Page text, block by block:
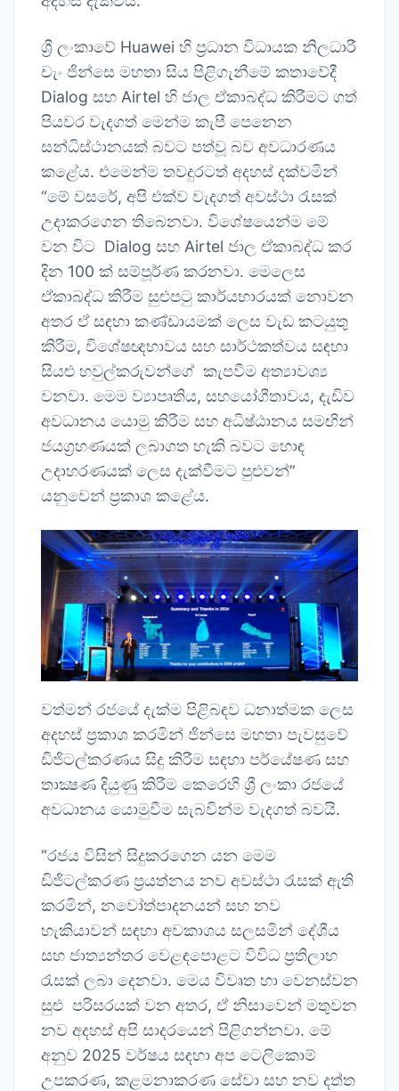
ශ්‍රී ලංකාවේ Huawei හි ප්‍රධාන විධායක නිලධාරී
චැං ජින්සෙ මහතා සිය පිළිගැනීමේ කතාවේදී
Dialog සහ Airtel හි ජාල ඒකාබද්ධ කිරීමට ගත්
පියවර වැදගත් මෙන්ම කැපී පෙනෙන
සන්ධිස්ථානයක් බවට පත්වූ බව අවධාරණය
කළේය. එමෙන්ම තවදුරටත් අදහස් දක්වමින්
“මේ වසරේ, අපි එක්ව වැදගත් අවස්ථා රැසක්
උදාකරගෙන තිබෙනවා. විශේෂයෙන්ම මේ
වන විට Dialog සහ Airtel ජාල ඒකාබද්ධ කර
දින 100 ක් සම්පූර්ණ කරනවා. මෙලෙස
ඒකාබද්ධ කිරීම සුළුපටු කාර්යභාරයක් නොවන
අතර ඒ සඳහා කණ්ඩායමක් ලෙස වැඩ කටයුතු
කිරීම, විශේෂඥභාවය සහ සාර්ථකත්වය සඳහා
සියළු හවුල්කරුවන්ගේ කැපවීම අත්‍යාවශ්‍ය
වනවා. මෙම ව්‍යාපෘතිය, සහයෝගීතාවය, දැඩිව
අවධානය යොමු කිරීම සහ අධිෂ්ඨානය සමඟින්
ජයග්‍රහණයක් ලබාගත හැකි බවට හොඳ
උදාහරණයක් ලෙස දැක්වීමට පුළුවන්”
යනුවෙන් ප්‍රකාශ කළේය.
වත්මන් රජයේ දැක්ම පිළිබඳව ධනාත්මක ලෙස
අදහස් ප්‍රකාශ කරමින් ජින්සෙ මහතා පැවසුවේ
ඩිජිටල්කරණය සිදු කිරීම සඳහා පර්යේෂණ සහ
තාක්‍ෂණ දියුණු කිරීම කෙරෙහි ශ්‍රී ලංකා රජයේ
අවධානය යොමුවීම සැබවින්ම වැදගත් බවයි.
“රජය විසින් සිදුකරගෙන යන මෙම
ඩිජිටල්කරණ ප්‍රයත්නය නව අවස්ථා රැසක් ඇති
කරමින්, නවෝත්පාදනයන් සහ නව
හැකියාවන් සඳහා අවකාශය සලසමින් දේශීය
සහ ජාත්‍යන්තර වෙළඳපොළට විවිධ ප්‍රතිලාභ
රැසක් ලබා දෙනවා. මෙය විවෘත හා වෙනස්වන
සුළු පරිසරයක් වන අතර, ඒ නිසාවෙන් මතුවන
නව අදහස් අපි සාදරයෙන් පිළිගන්නවා. මේ
අනුව 2025 වර්ෂය සඳහා අප ටෙලිකොම්
උපකරණ, කළමනාකරණ සේවා සහ නව දත්ත